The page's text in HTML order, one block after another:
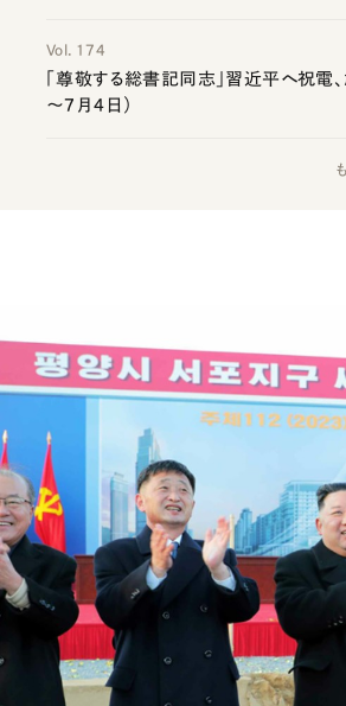
Vol. 174
「尊敬する総書記同志」習近平へ祝電
～7月4日）